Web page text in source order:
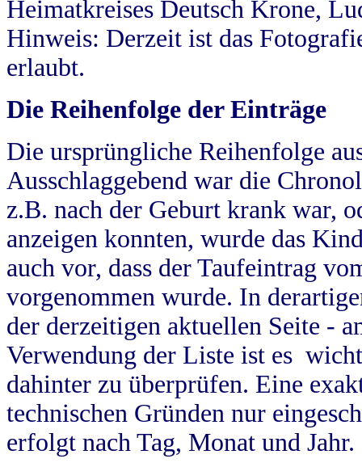
Heimatkreises Deutsch Krone,
Hinweis: Derzeit ist das
erlaubt.
Die Reihenfolge der Einträge
Die ursprüngliche Reihenfolge
Ausschlaggebend war die
z.B. nach der Geburt krank war,
anzeigen konnten, wurde das
auch vor, dass der Taufeintrag
vorgenommen wurde. In
der derzeitigen aktuellen Seite -
Verwendung der Liste ist es
dahinter zu überprüfen. Eine
technischen Gründen nur
erfolgt nach Tag, Monat und Jahr.